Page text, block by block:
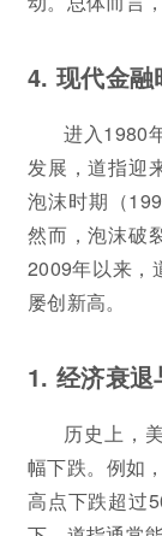
4. 现代金融
进入1980
发展，道指迎
泡沫时期（
然而，泡沫破
2009年以来，
屡创新高。
1. 经济衰退
历史上，
幅下跌。例如
高点下跌超过